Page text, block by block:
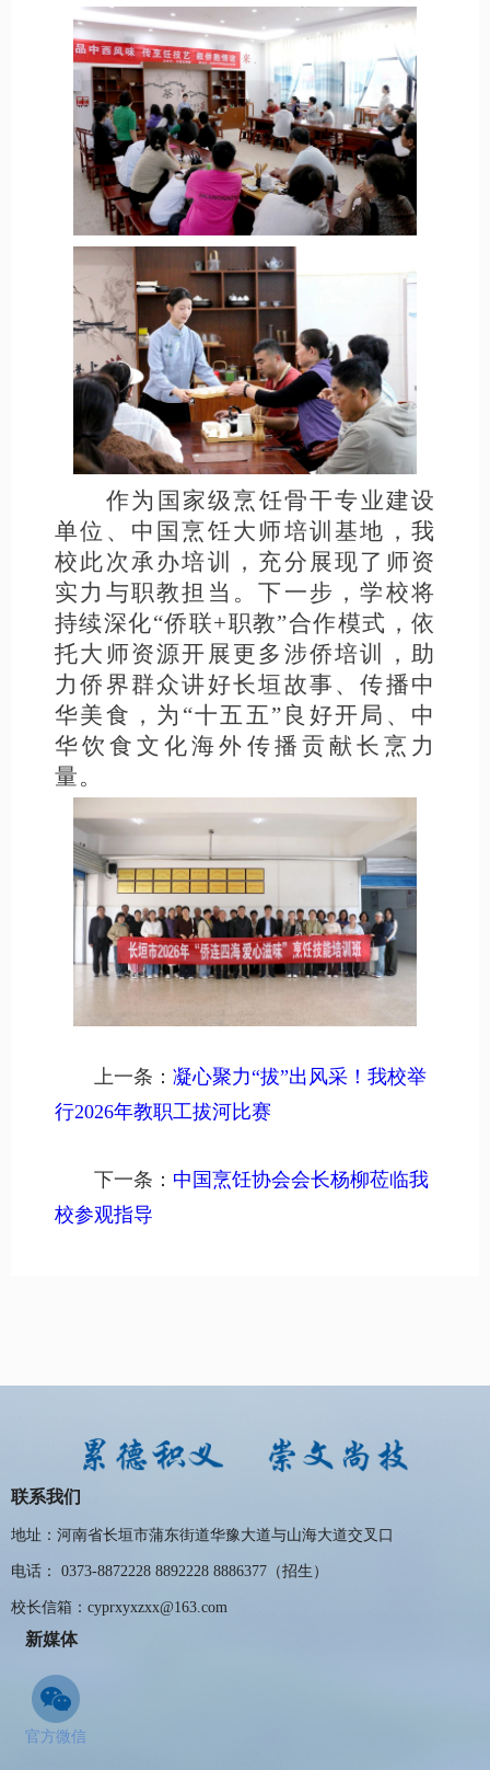
作为国家级烹饪骨干专业建设
单位、中国烹饪大师培训基地，我
校此次承办培训，充分展现了师资
实力与职教担当。下一步，学校将
持续深化“侨联+职教”合作模式，依
托大师资源开展更多涉侨培训，助
力侨界群众讲好长垣故事、传播中
华美食，为“十五五”良好开局、中
华饮食文化海外传播贡献长烹力
量。
上一条： 凝心聚力“拔”出风采！我校举
行2026年教职工拔河比赛
下一条： 中国烹饪协会会长杨柳莅临我
校参观指导
联系我们
地址：河南省长垣市蒲东街道华豫大道与山海大道交叉口
电话： 0373-8872228 8892228 8886377（招生）
校长信箱：cyprxyxzxx@163.com
新媒体
官方微信